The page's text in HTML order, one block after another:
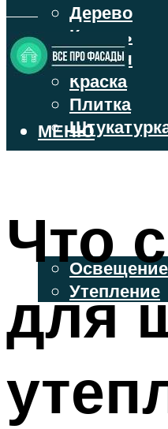
Дерево
Камень
Кирпич
Краска
Плитка
ОСВЕЩЕНИЕ
Освещение
Утепление
ДЕКОР
МЕНЮ
МЕНЮ
Что
для